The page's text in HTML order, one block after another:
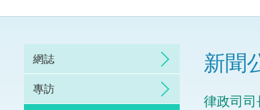
訴訟
網上爭議解決及
網誌
專訪
新聞
律政司